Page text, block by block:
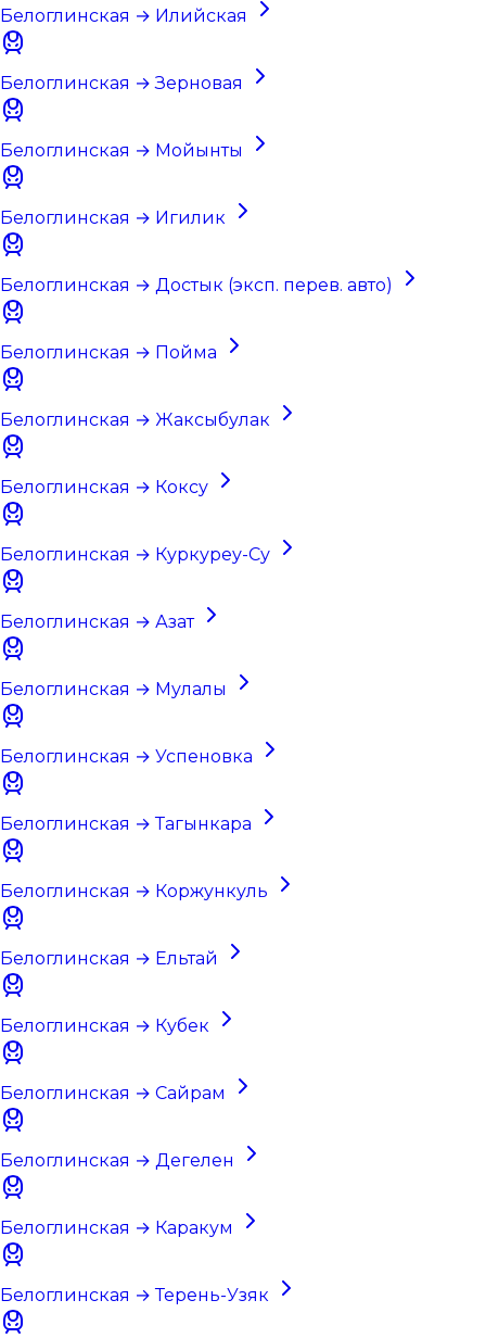
Белоглинская → Илийская
Белоглинская → Зерновая
Белоглинская → Мойынты
Белоглинская → Игилик
Белоглинская → Достык (эксп. перев. авто)
Белоглинская → Пойма
Белоглинская → Жаксыбулак
Белоглинская → Коксу
Белоглинская → Куркуреу-Су
Белоглинская → Азат
Белоглинская → Мулалы
Белоглинская → Успеновка
Белоглинская → Тагынкара
Белоглинская → Коржункуль
Белоглинская → Ельтай
Белоглинская → Кубек
Белоглинская → Сайрам
Белоглинская → Дегелен
Белоглинская → Каракум
Белоглинская → Терень-Узяк